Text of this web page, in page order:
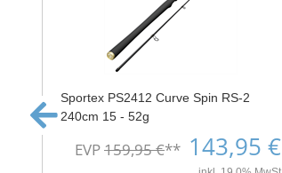
Sportex PS2412 Curve Spin RS-2
240cm 15 - 52g
EVP159,95 €** 143,95 €